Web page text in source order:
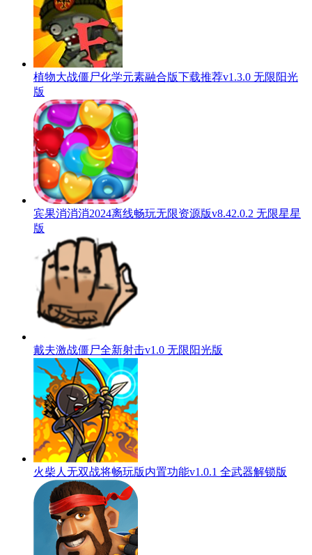
植物大战僵尸化学元素融合版下载推荐v1.3.0 无限阳光
版
宾果消消消2024离线畅玩无限资源版v8.42.0.2 无限星星
版
戴夫激战僵尸全新射击v1.0 无限阳光版
火柴人无双战将畅玩版内置功能v1.0.1 全武器解锁版